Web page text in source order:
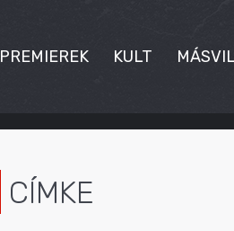
PREMIEREK KULT
CÍMKE